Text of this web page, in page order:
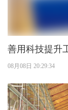
08月08日 20:29:34